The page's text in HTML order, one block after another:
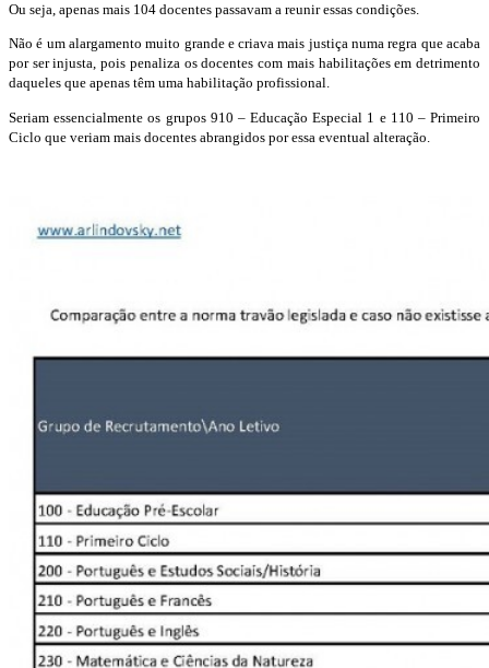
Ou seja, apenas mais 104 docentes passavam a reunir essas condições.
Não é um alargamento muito grande e criava mais justiça numa regra que acaba
por ser injusta, pois penaliza os docentes com mais habilitações em detrimento
daqueles que apenas têm uma habilitação profissional.
Seriam essencialmente os grupos 910 – Educação Especial 1 e 110 – Primeiro
Ciclo que veriam mais docentes abrangidos por essa eventual alteração.